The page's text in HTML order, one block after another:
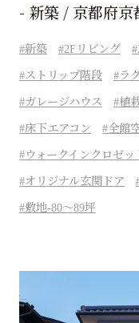
- 新築 / 京都府京
新築 2Fリビング
ストリップ階段 ラ
ガレージハウス 植
床下エアコン 全館
ウォークインクロゼッ
オリジナル玄関ドア
敷地-80～89坪